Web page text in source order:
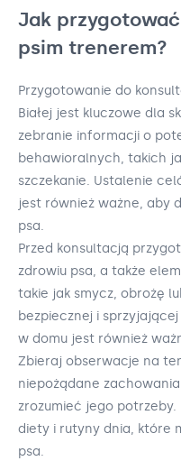
Jak
psim trenerem?
Przygotowanie do
Białej jest kluczowe dla
zebranie informacji o
behawioralnych, takich
szczekanie. Ustalenie
jest również ważne, aby
psa.
Przed konsultacją
zdrowiu psa, a także
takie jak smycz, obrożę
bezpiecznej i
w domu jest również
Zbieraj obserwacje na
niepożądane
zrozumieć jego
diety i rutyny dnia, które
psa.